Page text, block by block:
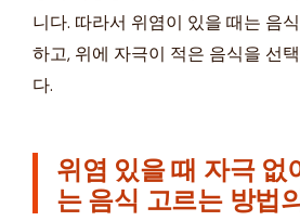
니다. 따라서 위염이 있을 때는 음
하고, 위에 자극이 적은 음식을 선
다.
위염 있을 때 자극 없
는 음식 고르는 방법